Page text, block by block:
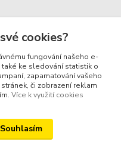
cookies?
fungování našeho e-
ke sledování statistik o
zapamatování vašeho
či zobrazení reklam
Více k využití cookies
Souhlasím